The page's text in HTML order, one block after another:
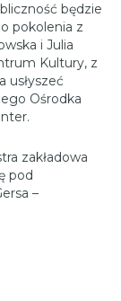
będzie
pokolenia z
i Julia
Kultury, z
usłyszeć
Ośrodka
zakładowa
pod
–